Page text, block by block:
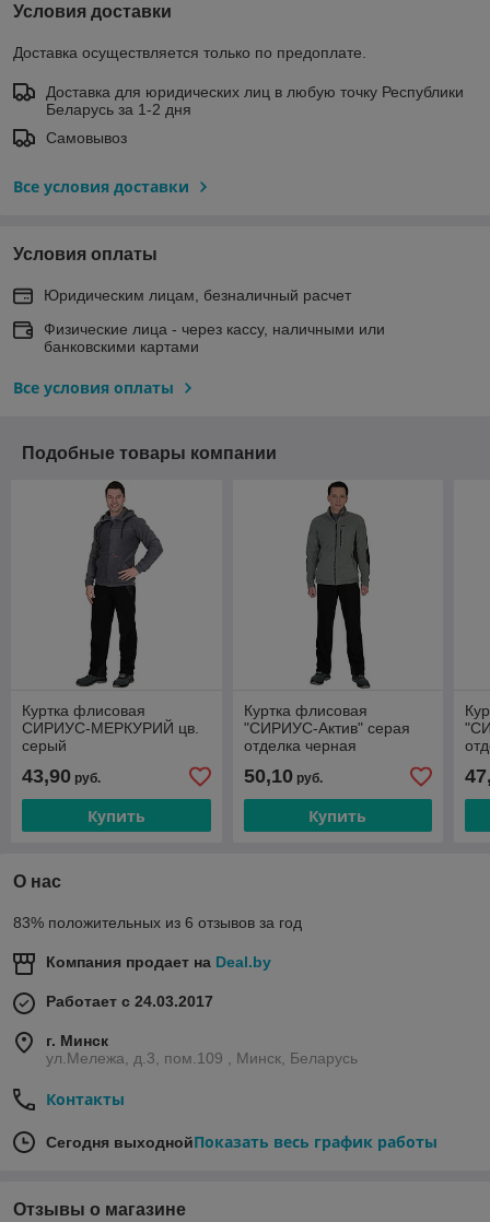
Условия доставки
Доставка осуществляется только по предоплате.
Доставка для юридических лиц в любую точку Республики
Беларусь за 1-2 дня
Самовывоз
Все условия доставки
Условия оплаты
Юридическим лицам, безналичный расчет
Физические лица - через кассу, наличными или
банковскими картами
Все условия оплаты
Подобные товары компании
Куртка флисовая
СИРИУС-МЕРКУРИЙ цв.
серый
43,90 руб.
Купить
Куртка флисовая
"СИРИУС-Актив" серая
отделка черная
50,10руб.
Купить
О нас
83% положительных из 6 отзывов за год
Компания продает на Deal.by
Работает с 24.03.2017
г. Минск
ул.Мележа, д.3, пом.109 , Минск, Беларусь
Контакты
Сегодня выходнойПоказать весь график работы
Отзывы о магазине